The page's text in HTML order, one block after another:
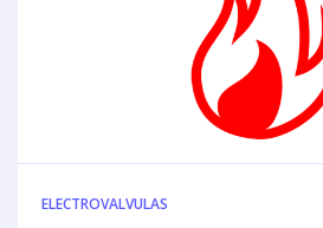
ELECTROVALVULAS